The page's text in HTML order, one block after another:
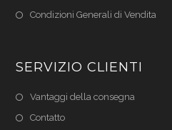
Condizioni Generali di Vendita
SERVIZIO CLIENTI
Vantaggi della consegna
Contatto